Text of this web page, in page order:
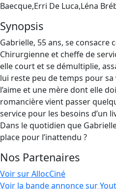
Baecque,Erri De Luca,Léna
Synopsis
Gabrielle, 55 ans, se consacre
Chirurgienne et cheffe de
elle court et se démultiplie,
lui reste peu de temps pour
l’aime et une mère dont elle
romancière vient passer
service pour les besoins d’un
Dans le quotidien que
place pour l’inattendu ?
Nos Partenaires
Voir sur AllocCiné
Voir la bande annonce sur